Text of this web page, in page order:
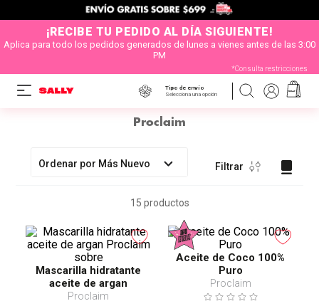
¡RECIBE TU PEDIDO AL DÍA SIGUIENTE!
Aplica para todo los pedidos generados de lunes a vienes antes de las 3:00
PM
*Consulta restricciones
Tipo de envío
Selecciona una opción
Proclaim
Ordenar por Más Nuevo Filtrar
15 productos
Mascarilla hidratante
aceite de argan
Proclaim sobre
Proclaim
Aceite de Coco 100%
Puro
Proclaim